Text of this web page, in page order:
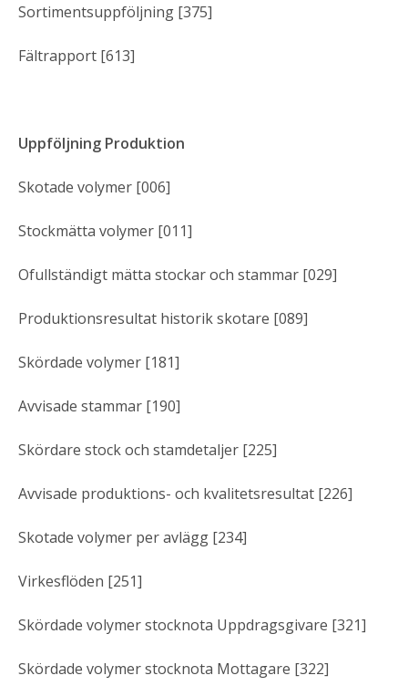
Sortimentsuppföljning [375]
Fältrapport [613]
Uppföljning Produktion
Skotade volymer [006]
Stockmätta volymer [011]
Ofullständigt mätta stockar och stammar [029]
Produktionsresultat historik skotare [089]
Skördade volymer [181]
Avvisade stammar [190]
Skördare stock och stamdetaljer [225]
Avvisade produktions- och kvalitetsresultat [226]
Skotade volymer per avlägg [234]
Virkesflöden [251]
Skördade volymer stocknota Uppdragsgivare [321]
Skördade volymer stocknota Mottagare [322]